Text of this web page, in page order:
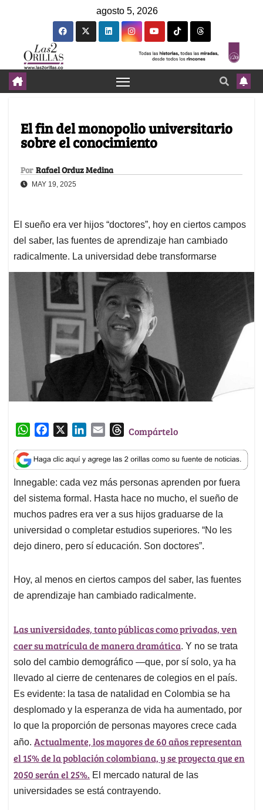
agosto 5, 2026
El fin del monopolio universitario
sobre el conocimiento
Por Rafael Orduz Medina
MAY 19, 2025
El sueño era ver hijos “doctores”, hoy en ciertos campos
del saber, las fuentes de aprendizaje han cambiado
radicalmente. La universidad debe transformarse
W
a
t
s
A
p
p
c
e
b
o
o
k
n
k
e
d
I
n
a
i
l
T
r
e
a
d
s
Compártelo
Innegable: cada vez más personas aprenden por fuera
del sistema formal. Hasta hace no mucho, el sueño de
muchos padres era ver a sus hijos graduarse de la
universidad o completar estudios superiores. “No les
dejo dinero, pero sí educación. Son doctores”.
Hoy, al menos en ciertos campos del saber, las fuentes
de aprendizaje han cambiado radicalmente.
Las universidades, tanto públicas como privadas, ven
caer su matrícula de manera dramática. Y no se trata
solo del cambio demográfico —que, por sí solo, ya ha
llevado al cierre de centenares de colegios en el país.
Es evidente: la tasa de natalidad en Colombia se ha
desplomado y la esperanza de vida ha aumentado, por
lo que la proporción de personas mayores crece cada
año. Actualmente, los mayores de 60 años representan
el 15% de la población colombiana, y se proyecta que en
2050 serán el 25%. El mercado natural de las
universidades se está contrayendo.